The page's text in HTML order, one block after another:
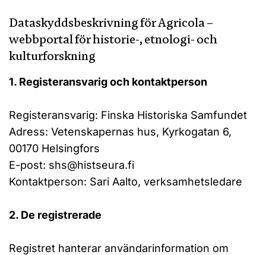
Dataskyddsbeskrivning för Agricola –
webbportal för historie-, etnologi- och
kulturforskning
1. Registeransvarig och kontaktperson
Registeransvarig: Finska Historiska Samfundet
Adress: Vetenskapernas hus, Kyrkogatan 6,
00170 Helsingfors
E-post: shs@histseura.fi
Kontaktperson: Sari Aalto, verksamhetsledare
2. De registrerade
Registret hanterar användarinformation om